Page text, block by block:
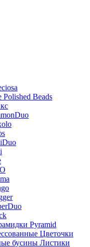
Beads
Pyramid
Цветочки
бусины Листики